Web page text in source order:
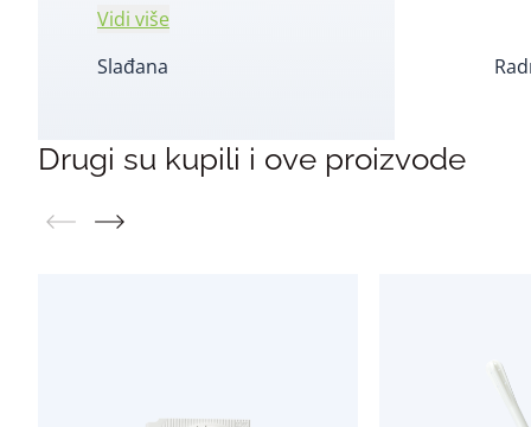
Vidi više
Slađana
Drugi su kupili i ove proizvode